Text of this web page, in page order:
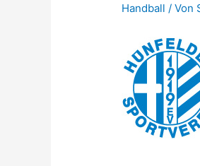
Handball / Von